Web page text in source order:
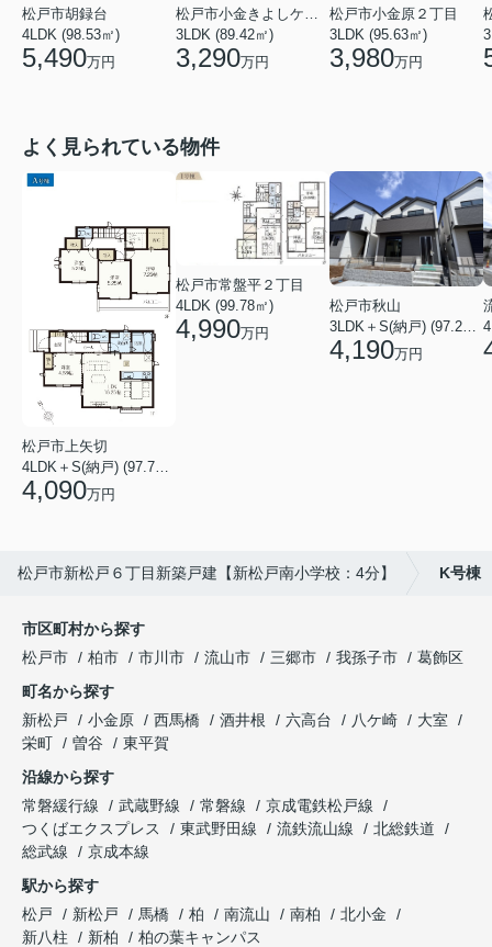
松戸市胡録台
4LDK (98.53㎡)
5,490万円
3LDK (89.42㎡)
3,290万円
松戸市小金原２丁目
3LDK (95.63㎡)
3,980万円
よく見られている物件
松戸市上矢切
4,090万円
松戸市常盤平２丁目
4LDK (99.78㎡)
4,990万円
松戸市秋山
3LDK＋S(納戸) (97.29㎡)
4,190万円
松戸市新松戸６丁目新築戸建【新松戸南小学校：4分】 K号棟
市区町村から探す
松戸市
柏市 市川市 流山市 三郷市 我孫子市
葛飾区
町名から探す
新松戸
小金原 西馬橋 酒井根 六高台 八ケ崎
大室
栄町
曽谷
東平賀
沿線から探す
常磐緩行線
武蔵野線 常磐線
京成電鉄松戸線
つくばエクスプレス
東武野田線 流鉄流山線
北総鉄道
総武線
京成本線
駅から探す
松戸
新松戸 馬橋 柏 南流山 南柏
北小金
新八柱
新柏 柏の葉キャンパス